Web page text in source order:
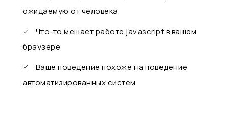
ожидаемую от человека
Что-то мешает работе javascript в вашем
браузере
Ваше поведение похоже на поведение
автоматизированных систем